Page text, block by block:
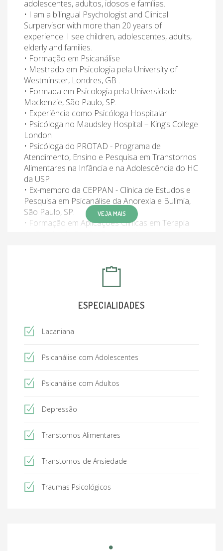
adolescentes, adultos, idosos e famílias.
• I am a bilingual Psychologist and Clinical
Surpervisor with more than 20 years of
experience. I see children, adolescentes, adults,
elderly and families.
• Formação em Psicanálise
• Mestrado em Psicologia pela University of
Westminster, Londres, GB .
• Formada em Psicologia pela Universidade
Mackenzie, São Paulo, SP.
• Experiência como Psicóloga Hospitalar
• Psicóloga no Maudsley Hospital – King’s College
London
• Psicóloga do PROTAD - Programa de
Atendimento, Ensino e Pesquisa em Transtornos
Alimentares na Infância e na Adolescência do HC
da USP
• Ex-membro da CEPPAN - Clínica de Estudos e
Pesquisa em Psicanálise da Anorexia e Bulimia,
São Paulo, SP.
• Formação em Aplicações Clínicas em Terapia
crianças, adolescentes, adultos, idosos e famílias.
o Elaboração de laudos e avaliação inclusive
para cirurgias, cirurgia bariátrica e vasectomia.
VEJA MAIS
ESPECIALIDADES
Lacaniana
Psicanálise com Adolescentes
Psicanálise com Adultos
Depressão
Transtornos Alimentares
Transtornos de Ansiedade
Traumas Psicológicos